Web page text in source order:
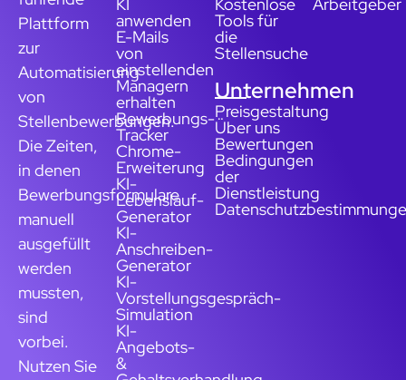
Plattform
zur
Automatisierung
von
Stellenbewerbungen.
Die Zeiten,
in denen
Bewerbungsformulare
manuell
ausgefüllt
werden
mussten,
sind
vorbei.
Nutzen Sie
anwenden
E-Mails
von
einstellenden
Managern
erhalten
Bewerbungs-
Tracker
Chrome-
Erweiterung
KI-
Lebenslauf-
Generator
KI-
Anschreiben-
Generator
KI-
Vorstellungsgespräch-
Simulation
KI-
Angebots-
&
Tools für
die
Stellensuche
Unternehmen
Preisgestaltung
Über uns
Bewertungen
Bedingungen
der
Dienstleistung